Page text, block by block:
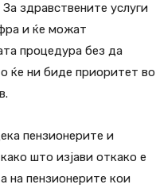
здравствените услуги
и ќе можат
процедура без да
ќе ни биде приоритет во
пензионерите и
што изјави откако е
на пензионерите кои